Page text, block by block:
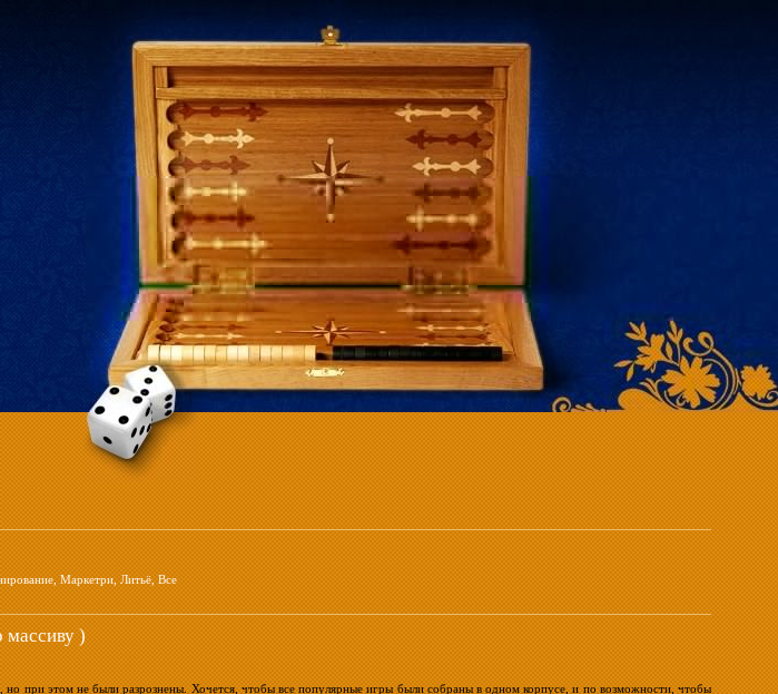
Маркетри Литьё Все
массиву )
при этом не были разрознены. Хочется, чтобы все популярные игры были собраны в одном корпусе, и по возможности, чтобы